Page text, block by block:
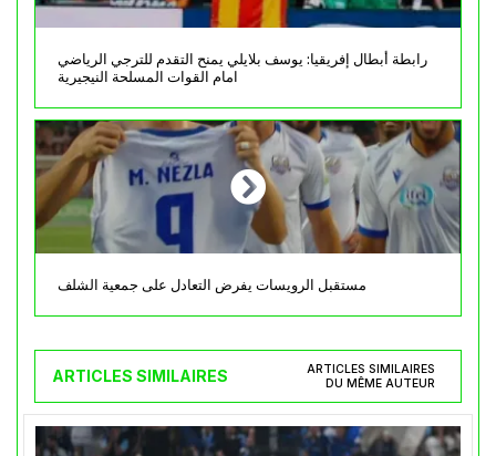
رابطة أبطال إفريقيا: يوسف بلايلي يمنح التقدم للترجي الرياضي
امام القوات المسلحة النيجيرية
مستقبل الرويسات يفرض التعادل على جمعية الشلف
ARTICLES SIMILAIRES
ARTICLES SIMILAIRES
DU MÊME AUTEUR